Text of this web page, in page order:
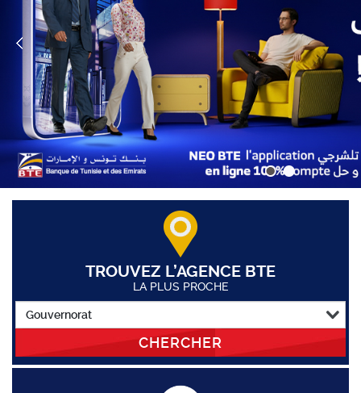
TROUVEZ L’AGENCE BTE
LA PLUS PROCHE
CHERCHER